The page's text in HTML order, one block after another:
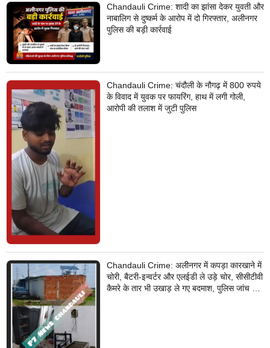
Chandauli Crime: शादी का झांसा देकर युवती और
नाबालिग से दुष्कर्म के आरोप में दो गिरफ्तार, अलीनगर
पुलिस की बड़ी कार्रवाई
Chandauli Crime: चंदौली के नौगढ़ में 800 रुपये
के विवाद में युवक पर फायरिंग, हाथ में लगी गोली,
आरोपी की तलाश में जुटी पुलिस
Chandauli Crime: अलीनगर में कपड़ा कारखाने में
चोरी, बैटरी-इन्वर्टर और एलईडी ले उड़े चोर, सीसीटीवी
कैमरे के तार भी उखाड़ ले गए बदमाश, पुलिस जांच में